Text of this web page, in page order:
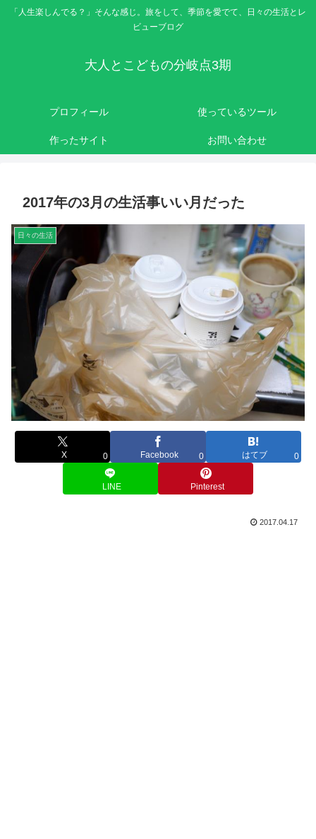
「人生楽しんでる？」そんな感じ。旅をして、季節を愛でて、日々の生活とレ
ビューブログ
大人とこどもの分岐点3期
プロフィール 使っているツール
作ったサイト お問い合わせ
2017年の3月の生活事いい月だった
日々の生活
X 0 Facebook 0 はてブ 0
LINE Pinterest
2017.04.17